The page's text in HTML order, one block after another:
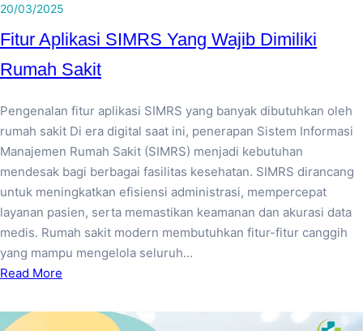
20/03/2025
Fitur Aplikasi SIMRS Yang Wajib Dimiliki
Rumah Sakit
Pengenalan fitur aplikasi SIMRS yang banyak dibutuhkan oleh
rumah sakit Di era digital saat ini, penerapan Sistem Informasi
Manajemen Rumah Sakit (SIMRS) menjadi kebutuhan
mendesak bagi berbagai fasilitas kesehatan. SIMRS dirancang
untuk meningkatkan efisiensi administrasi, mempercepat
layanan pasien, serta memastikan keamanan dan akurasi data
medis. Rumah sakit modern membutuhkan fitur-fitur canggih
yang mampu mengelola seluruh…
Read More